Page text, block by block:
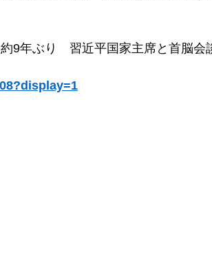
9年ぶり　習近平国家主席と首脳会